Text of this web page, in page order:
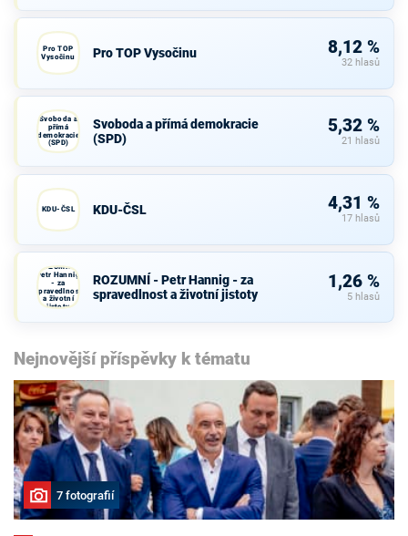
Pro TOP
Vysočinu
Pro TOP Vysočinu 8,12 %
32 hlasů
Svoboda a
přímá
demokracie
(SPD)
Svoboda a přímá demokracie
(SPD)
5,32 %
21 hlasů
KDU-ČSL KDU-ČSL 4,31 %
17 hlasů
ROZUMNÍ -
Petr Hannig
- za
spravedlnost
a životní
jistoty
ROZUMNÍ - Petr Hannig - za
spravedlnost a životní jistoty
1,26 %
5 hlasů
Nejnovější příspěvky k tématu
7 fotografií